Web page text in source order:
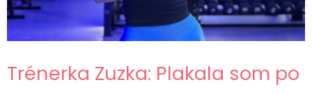
Trénerka Zuzka: Plakala som po